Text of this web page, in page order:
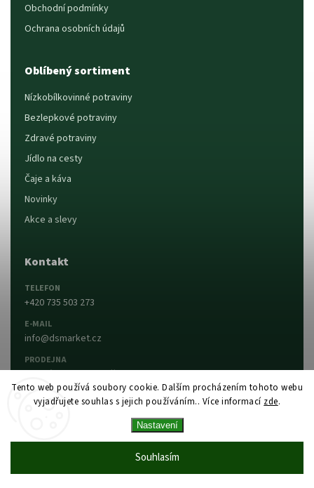
Tento web používá soubory cookie. Dalším procházením tohoto webu
vyjadřujete souhlas s jejich používáním.. Více informací zde.
Nastavení
Souhlasím
Obchodní podmínky
Ochrana osobních údajů
Oblíbený sortiment
Nízkobílkovinné potraviny
Bezlepkové potraviny
Zdravé potraviny
Jídlo na cesty
Čaje a káva
Novinky
Akce a slevy
Kontakt
TELEFON
+420 735 503 273
E-MAIL
info@dsmarket.cz
PRODEJNA
Dlouhá 90, 763 15 Slušovice
Napsat nám Prodejna a otevírací doba
Copyright 2026DS MARKET